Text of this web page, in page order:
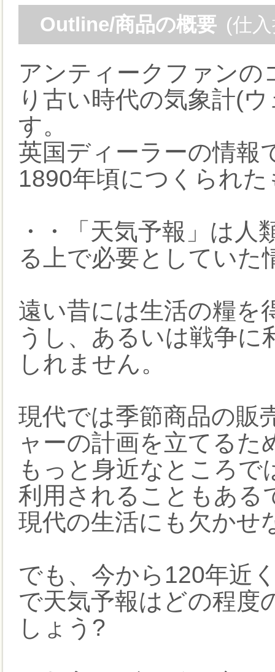
Outline/商品の概要 (仕
アンティークファン
り古い時代の気象計(
す。
英国ディーラーの情報
1890年頃につくられ
・・「天気予報」は
る上で必要としていた
遠い昔には生活の糧を
うし、あるいは戦争
しれません。
現代では季節商品の販
ャーの計画を立てるた
もっと身近なところで
利用されることもある
現代の生活にも欠かせ
でも、今から120年近
で天気予報はどの程度
しょう?